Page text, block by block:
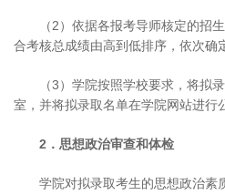
（2）依据各报考导师核定的招
合考核总成绩由高到低排序，依次确
（3）学院按照学校要求，将拟
室，并将拟录取名单在学院网站进行
2．思想政治审查和体检
学院对拟录取考生的思想政治素